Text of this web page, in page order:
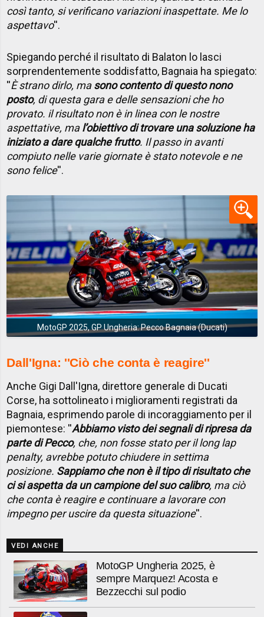
così tanto, si verificano variazioni inaspettate. Me lo
aspettavo''.
Spiegando perché il risultato di Balaton lo lasci
sorprendentemente soddisfatto, Bagnaia ha spiegato:
''È strano dirlo, masono contento di questo nono
posto, di questa gara e delle sensazioni che ho
provato. il risultato non è in linea con le nostre
aspettative, mal’obiettivo di trovare una soluzione ha
iniziato a dare qualche frutto. Il passo in avanti
compiuto nelle varie giornate è stato notevole e ne
sono felice''.
MotoGP 2025, GP Ungheria: Pecco Bagnaia (Ducati)
Dall'Igna: ''Ciò che conta è reagire''
Anche Gigi Dall'Igna, direttore generale di Ducati
Corse, ha sottolineato i miglioramenti registrati da
Bagnaia, esprimendo parole di incoraggiamento per il
piemontese: ''Abbiamo visto dei segnali di ripresa da
parte di Pecco, che, non fosse stato per il long lap
penalty, avrebbe potuto chiudere in settima
posizione. Sappiamo che non è il tipo di risultato che
ci si aspetta da un campione del suo calibro, ma ciò
che conta è reagire e continuare a lavorare con
impegno per uscire da questa situazione''.
VEDI ANCHE
MotoGP Ungheria 2025, è
sempre Marquez! Acosta e
Bezzecchi sul podio